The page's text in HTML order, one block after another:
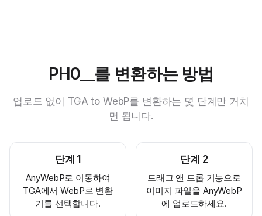
PH0__를 변환하는 방법
업로드 없이 TGA to WebP를 변환하는 몇 단계만 거치
면 됩니다.
단계 1
AnyWebP로 이동하여
TGA에서 WebP로 변환
기를 선택합니다.
단계 2
드래그 앤 드롭 기능으로
이미지 파일을 AnyWebP
에 업로드하세요.